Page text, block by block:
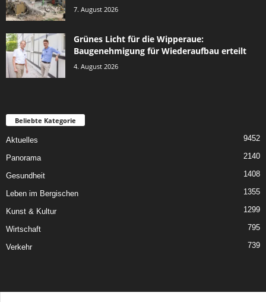
7. August 2026
Grünes Licht für die Wipperaue:
Baugenehmigung für Wiederaufbau erteilt
4. August 2026
Beliebte Kategorie
Aktuelles 9452
Panorama 2140
Gesundheit 1408
Leben im Bergischen 1355
Kunst & Kultur 1299
Wirtschaft 795
Verkehr 739